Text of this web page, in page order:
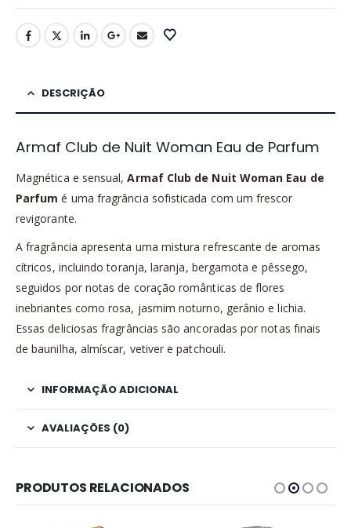
DESCRIÇÃO
Armaf Club de Nuit Woman Eau de Parfum
Magnética e sensual,Armaf Club de Nuit Woman Eau de
Parfum é uma fragrância sofisticada com um frescor
revigorante.
A fragrância apresenta uma mistura refrescante de aromas
cítricos, incluindo toranja, laranja, bergamota e pêssego,
seguidos por notas de coração românticas de flores
inebriantes como rosa, jasmim noturno, gerânio e lichia.
Essas deliciosas fragrâncias são ancoradas por notas finais
de baunilha, almíscar, vetiver e patchouli.
INFORMAÇÃO ADICIONAL
AVALIAÇÕES (0)
PRODUTOS RELACIONADOS